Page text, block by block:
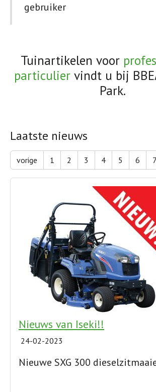
gebruiker
Tuinartikelen voor
particulier vindt u bij
Park.
Laatste nieuws
vorige 1 2 3 4 5 6 7
Nieuws van Iseki!!
24-02-2023
Nieuwe SXG 300